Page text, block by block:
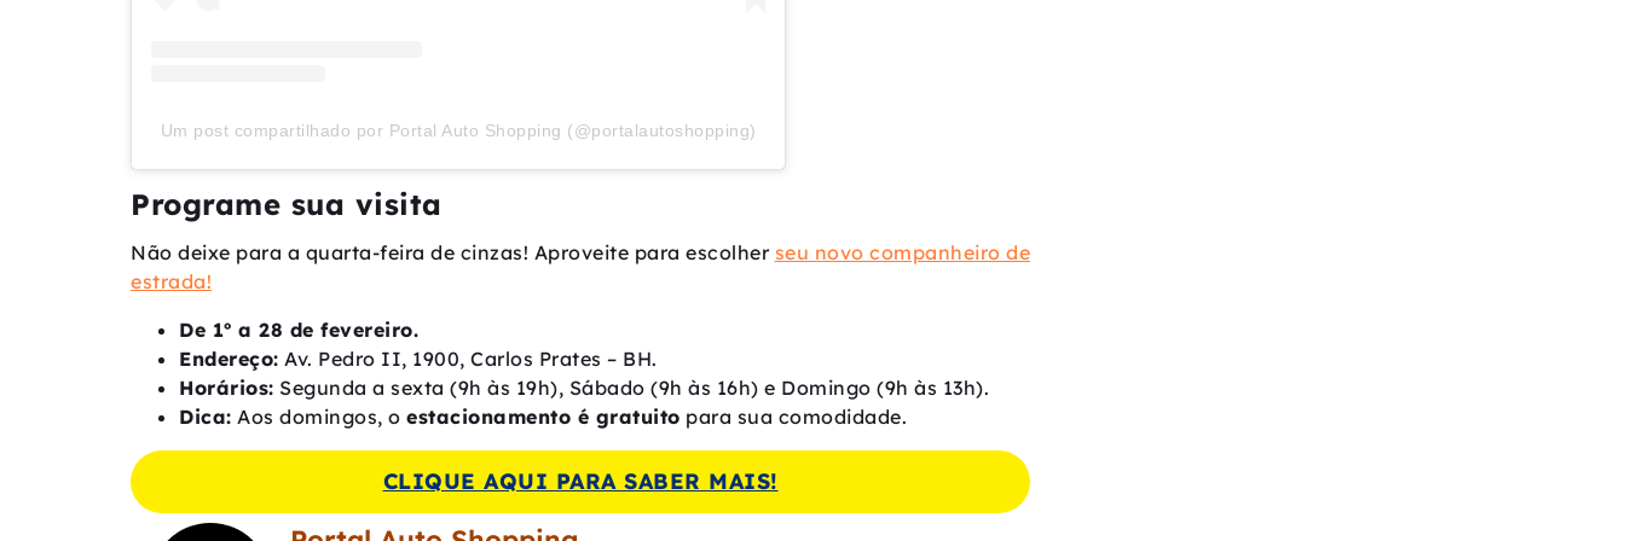
Um post compartilhado por Portal Auto Shopping (@portalautoshopping)
Programe sua visita
Não deixe para a quarta-feira de cinzas! Aproveite para escolher seu novo companheiro de
estrada!
De 1º a 28 de fevereiro.
Endereço: Av. Pedro II, 1900, Carlos Prates – BH.
Horários: Segunda a sexta (9h às 19h), Sábado (9h às 16h) e Domingo (9h às 13h).
Dica: Aos domingos, o estacionamento é gratuito para sua comodidade.
CLIQUE AQUI PARA SABER MAIS!